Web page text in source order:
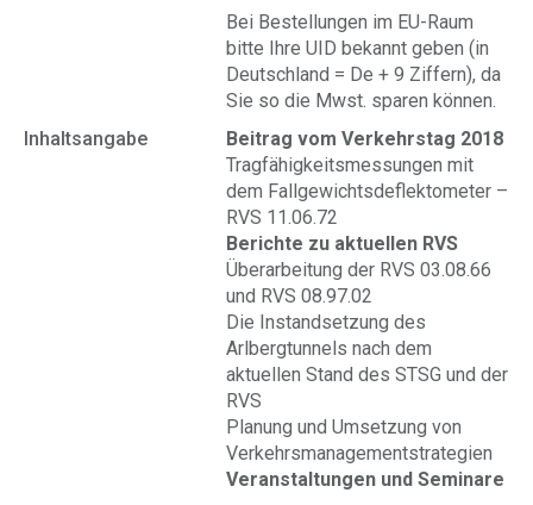
Bei Bestellungen im EU-Raum
bitte Ihre UID bekannt geben (in
Deutschland = De + 9 Ziffern), da
Sie so die Mwst. sparen können.
Inhaltsangabe
Beitrag vom Verkehrstag 2018
Tragfähigkeitsmessungen mit
dem Fallgewichtsdeflektometer –
RVS 11.06.72
Berichte zu aktuellen RVS
Überarbeitung der RVS 03.08.66
und RVS 08.97.02
Die Instandsetzung des
Arlbergtunnels nach dem
aktuellen Stand des STSG und der
RVS
Planung und Umsetzung von
Verkehrsmanagementstrategien
Veranstaltungen und Seminare